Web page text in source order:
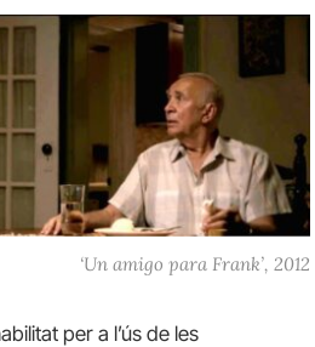
‘Un amigo para Frank’, 2012
per a l’ús de les